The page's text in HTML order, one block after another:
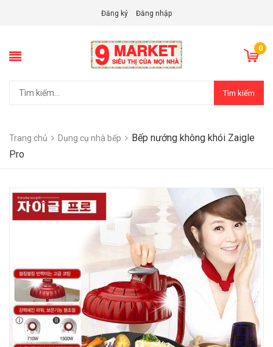
Đăng ký Đăng nhập
0
Tìm kiếm
Trang chủ Dụng cụ nhà bếp
Bếp nướng không khói Zaigle
Pro